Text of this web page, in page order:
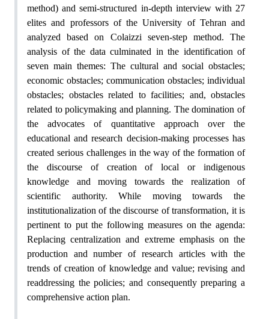
method) and semi-structured in-depth interview with 27
elites and professors of the University of Tehran and
analyzed based on Colaizzi seven-step method. The
analysis of the data culminated in the identification of
seven main themes: The cultural and social obstacles;
economic obstacles; communication obstacles; individual
obstacles; obstacles related to facilities; and, obstacles
related to policymaking and planning. The domination of
the advocates of quantitative approach over the
educational and research decision-making processes has
created serious challenges in the way of the formation of
the discourse of creation of local or indigenous
knowledge and moving towards the realization of
scientific authority. While moving towards the
institutionalization of the discourse of transformation, it is
pertinent to put the following measures on the agenda:
Replacing centralization and extreme emphasis on the
production and number of research articles with the
trends of creation of knowledge and value; revising and
readdressing the policies; and consequently preparing a
comprehensive action plan.